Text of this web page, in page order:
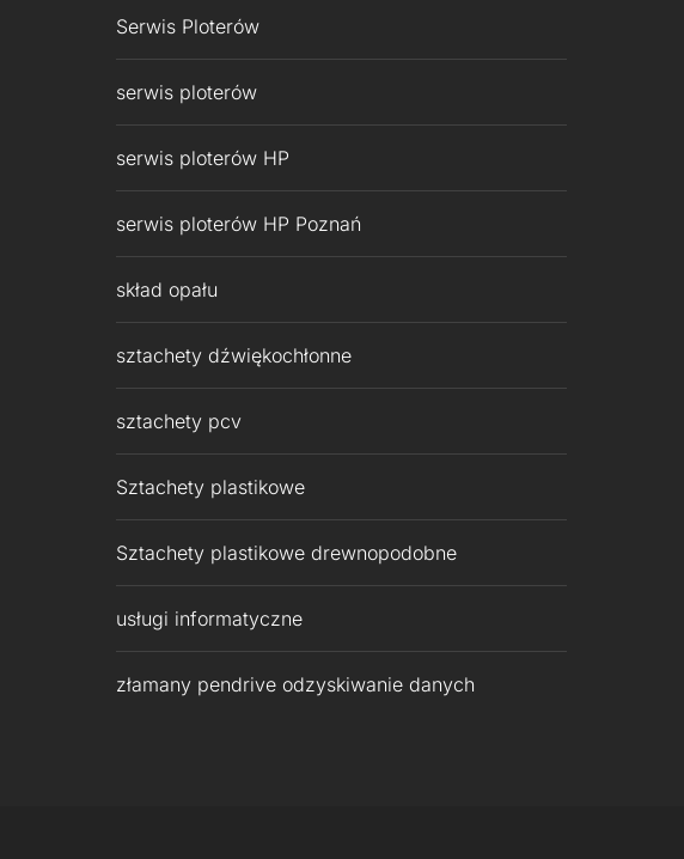
Serwis Ploterów
serwis ploterów
serwis ploterów HP
serwis ploterów HP Poznań
skład opału
sztachety dźwiękochłonne
sztachety pcv
Sztachety plastikowe
Sztachety plastikowe drewnopodobne
usługi informatyczne
złamany pendrive odzyskiwanie danych